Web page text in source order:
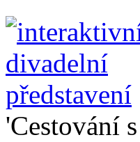
'Cestování